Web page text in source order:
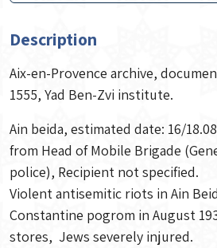
Description
Aix-en-Provence archive,
1555, Yad Ben-Zvi institute.
Ain beida, estimated date: 16/
from Head of Mobile Brigade
police), Recipient not specified.
Violent antisemitic riots in Ain
Constantine pogrom in August
stores, Jews severely injured.